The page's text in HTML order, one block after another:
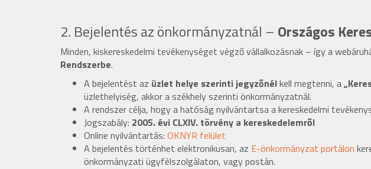
2. Bejelentés az önkormányzatnál – Országos
Minden, kiskereskedelmi tevékenységet végző vállalkozásnak – így a
Rendszerbe.
A bejelentést az üzlet helye szerinti jegyzőnélkell megtenni, a
üzlethelyiség, akkor a székhely szerinti önkormányzatnál.
A rendszer célja, hogy a hatóság nyilvántartsa a kereskedelmi
Jogszabály: 2005. évi CLXIV. törvény a kereskedelemről
Online nyilvántartás: OKNYR felület
A bejelentés történhet elektronikusan, az E-önkormányzat portálon
önkormányzati ügyfélszolgálaton, vagy postán.